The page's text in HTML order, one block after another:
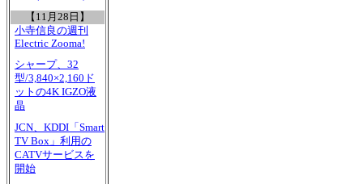
【11月28日】
小寺信良の週刊
Electric Zooma!
シャープ、32
型/3,840×2,160ド
ットの4K IGZO液
晶
JCN、KDDI「Smart
TV Box」利用の
CATVサービスを
開始